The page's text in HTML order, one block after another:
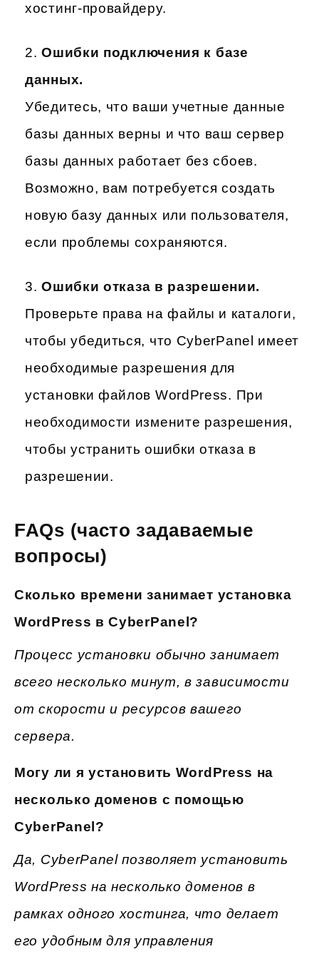
хостинг-провайдеру.
Ошибки подключения к базе
данных.
Убедитесь, что ваши учетные данные
базы данных верны и что ваш сервер
базы данных работает без сбоев.
Возможно, вам потребуется создать
новую базу данных или пользователя,
если проблемы сохраняются.
Ошибки отказа в разрешении.
Проверьте права на файлы и каталоги,
чтобы убедиться, что CyberPanel имеет
необходимые разрешения для
установки файлов WordPress. При
необходимости измените разрешения,
чтобы устранить ошибки отказа в
разрешении.
FAQs (часто задаваемые
вопросы)
Сколько времени занимает установка
WordPress в CyberPanel?
Процесс установки обычно занимает
всего несколько минут, в зависимости
от скорости и ресурсов вашего
сервера.
Могу ли я установить WordPress на
несколько доменов с помощью
CyberPanel?
Да, CyberPanel позволяет установить
WordPress на несколько доменов в
рамках одного хостинга, что делает
его удобным для управления